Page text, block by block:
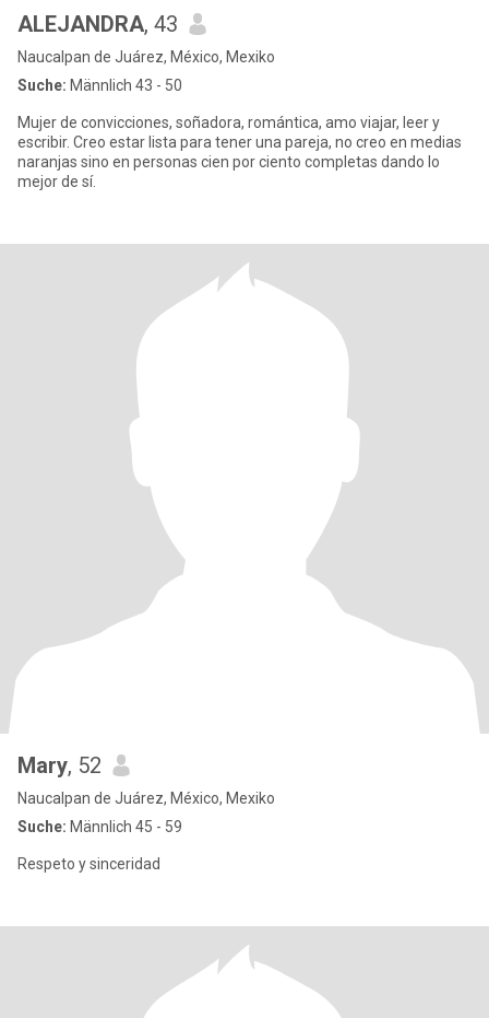
ALEJANDRA, 43
Naucalpan de Juárez, México, Mexiko
Suche: Männlich 43 - 50
Mujer de convicciones, soñadora, romántica, amo viajar, leer y
escribir. Creo estar lista para tener una pareja, no creo en medias
naranjas sino en personas cien por ciento completas dando lo
mejor de sí.
Mary, 52
Naucalpan de Juárez, México, Mexiko
Suche: Männlich 45 - 59
Respeto y sinceridad